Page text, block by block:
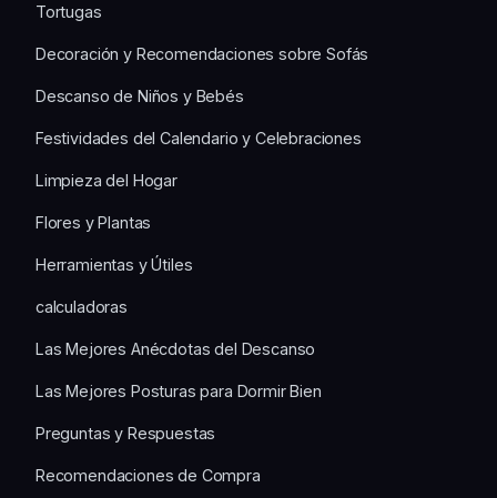
Tortugas
Decoración y Recomendaciones sobre Sofás
Descanso de Niños y Bebés
Festividades del Calendario y Celebraciones
Limpieza del Hogar
Flores y Plantas
Herramientas y Útiles
calculadoras
Las Mejores Anécdotas del Descanso
Las Mejores Posturas para Dormir Bien
Preguntas y Respuestas
Recomendaciones de Compra